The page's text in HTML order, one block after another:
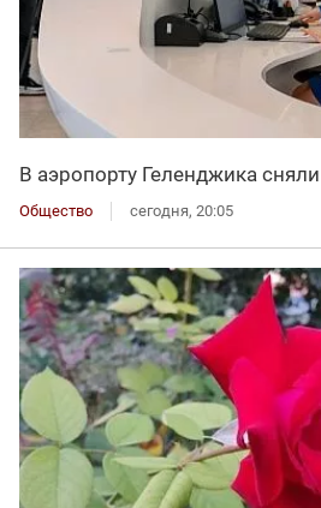
В аэропорту Геленджика
Общество сегодня, 20:05